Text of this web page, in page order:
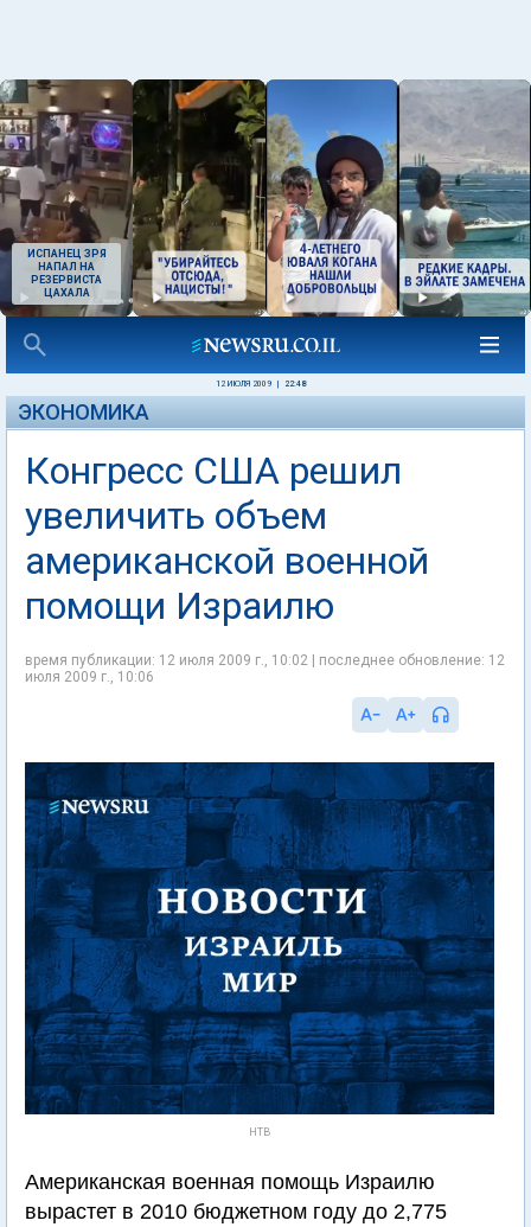
ИСПАНЕЦ ЗРЯ
НАПАЛ НА
РЕЗЕРВИСТА
ЦАХАЛА
12 ИЮЛЯ 2009 22:48
ЭКОНОМИКА
Конгресс США решил
увеличить объем
американской военной
помощи Израилю
время публикации: 12 июля 2009 г., 10:02 | последнее обновление: 12
июля 2009 г., 10:06
НТВ
Американская военная помощь Израилю
вырастет в 2010 бюджетном году до 2,775